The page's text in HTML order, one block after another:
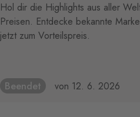
Hol dir die Highlights aus aller
Preisen. Entdecke bekannte
jetzt zum Vorteilspreis.
Beendet von 12. 6. 2026